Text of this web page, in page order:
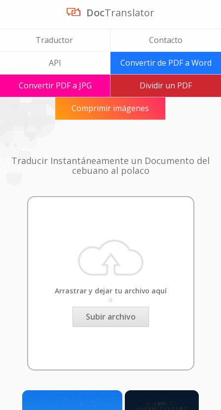
DocTranslator
Traductor Contacto
API Convertir de PDF a Word
Convertir PDF a JPG Dividir un PDF
Comprimir imágenes
Traducir Instantáneamente un Documento del
cebuano al polaco
Arrastrar y dejar tu archivo aquí
o
Subir archivo
×